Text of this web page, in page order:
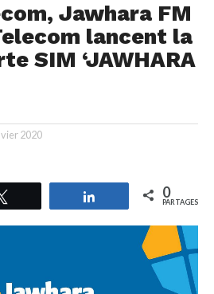
Jawhara FM
lancent la
SIM ‘JAWHARA
2020
Partagez 0
PARTAGES